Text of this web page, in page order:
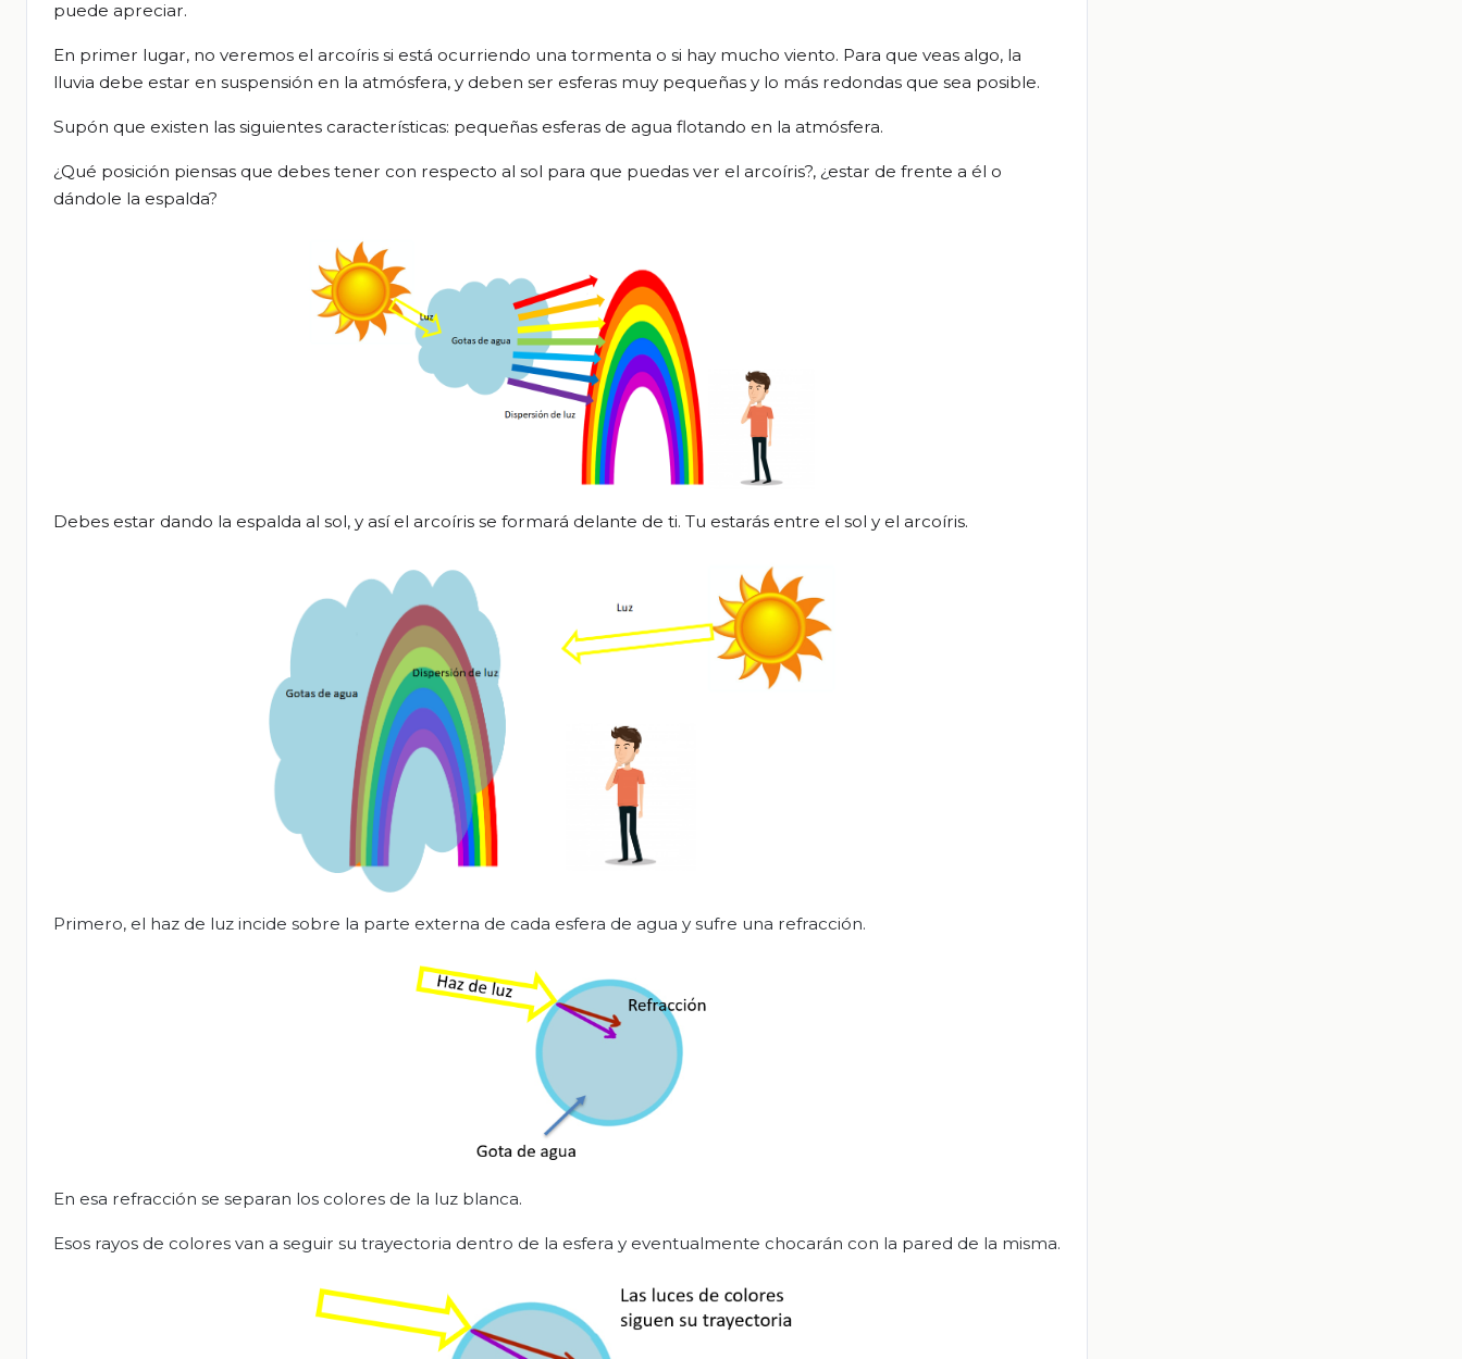
puede apreciar.
En primer lugar, no veremos el arcoíris si está ocurriendo una tormenta o si hay mucho viento. Para que veas algo, la
lluvia debe estar en suspensión en la atmósfera, y deben ser esferas muy pequeñas y lo más redondas que sea posible.
Supón que existen las siguientes características: pequeñas esferas de agua flotando en la atmósfera.
¿Qué posición piensas que debes tener con respecto al sol para que puedas ver el arcoíris?, ¿estar de frente a él o
dándole la espalda?
Debes estar dando la espalda al sol, y así el arcoíris se formará delante de ti. Tu estarás entre el sol y el arcoíris.
Primero, el haz de luz incide sobre la parte externa de cada esfera de agua y sufre una refracción.
En esa refracción se separan los colores de la luz blanca.
Esos rayos de colores van a seguir su trayectoria dentro de la esfera y eventualmente chocarán con la pared de la misma.